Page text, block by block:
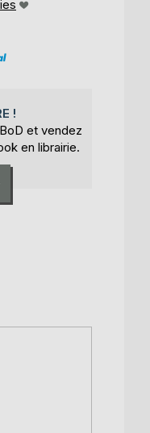
!
et vendez
en librairie.